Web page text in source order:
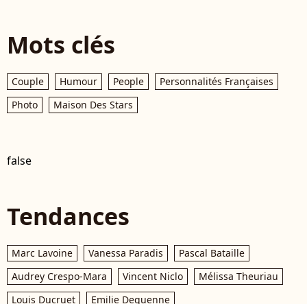
Mots clés
Couple Humour People
Personnalités Françaises
Photo
Maison Des Stars
false
Tendances
Marc Lavoine Vanessa Paradis
Pascal Bataille
Audrey Crespo-Mara
Vincent Niclo
Mélissa Theuriau
Louis Ducruet
Emilie Dequenne